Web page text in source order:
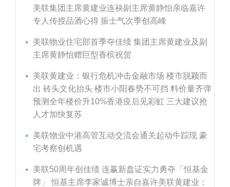
美联集团主席黄建业连袂副主席黄静怡亲临嘉许
专人传授品酒心得 振士气次季创高峰
美联物业住宅部首季夺佳绩 集团主席黄建业及副
主席黄静怡赠巨型香槟祝贺
美联黄建业：银行危机冲击金融市场 楼市脱颖而
出 砖头文化抬头 楼市小阳春势不可挡 料价量齐弹
预测全年楼价升10%香港疫后见彩虹 三大建议抢
人才加快复苏
美联物业中港高管互动交流会通关起动牛踪现 豪
宅考察创机遇
美联50周年创佳绩 连赢新盘证实力勇夺「恒基金
牌」 恒基主席李家诚博士亲自嘉许美联黄建业：